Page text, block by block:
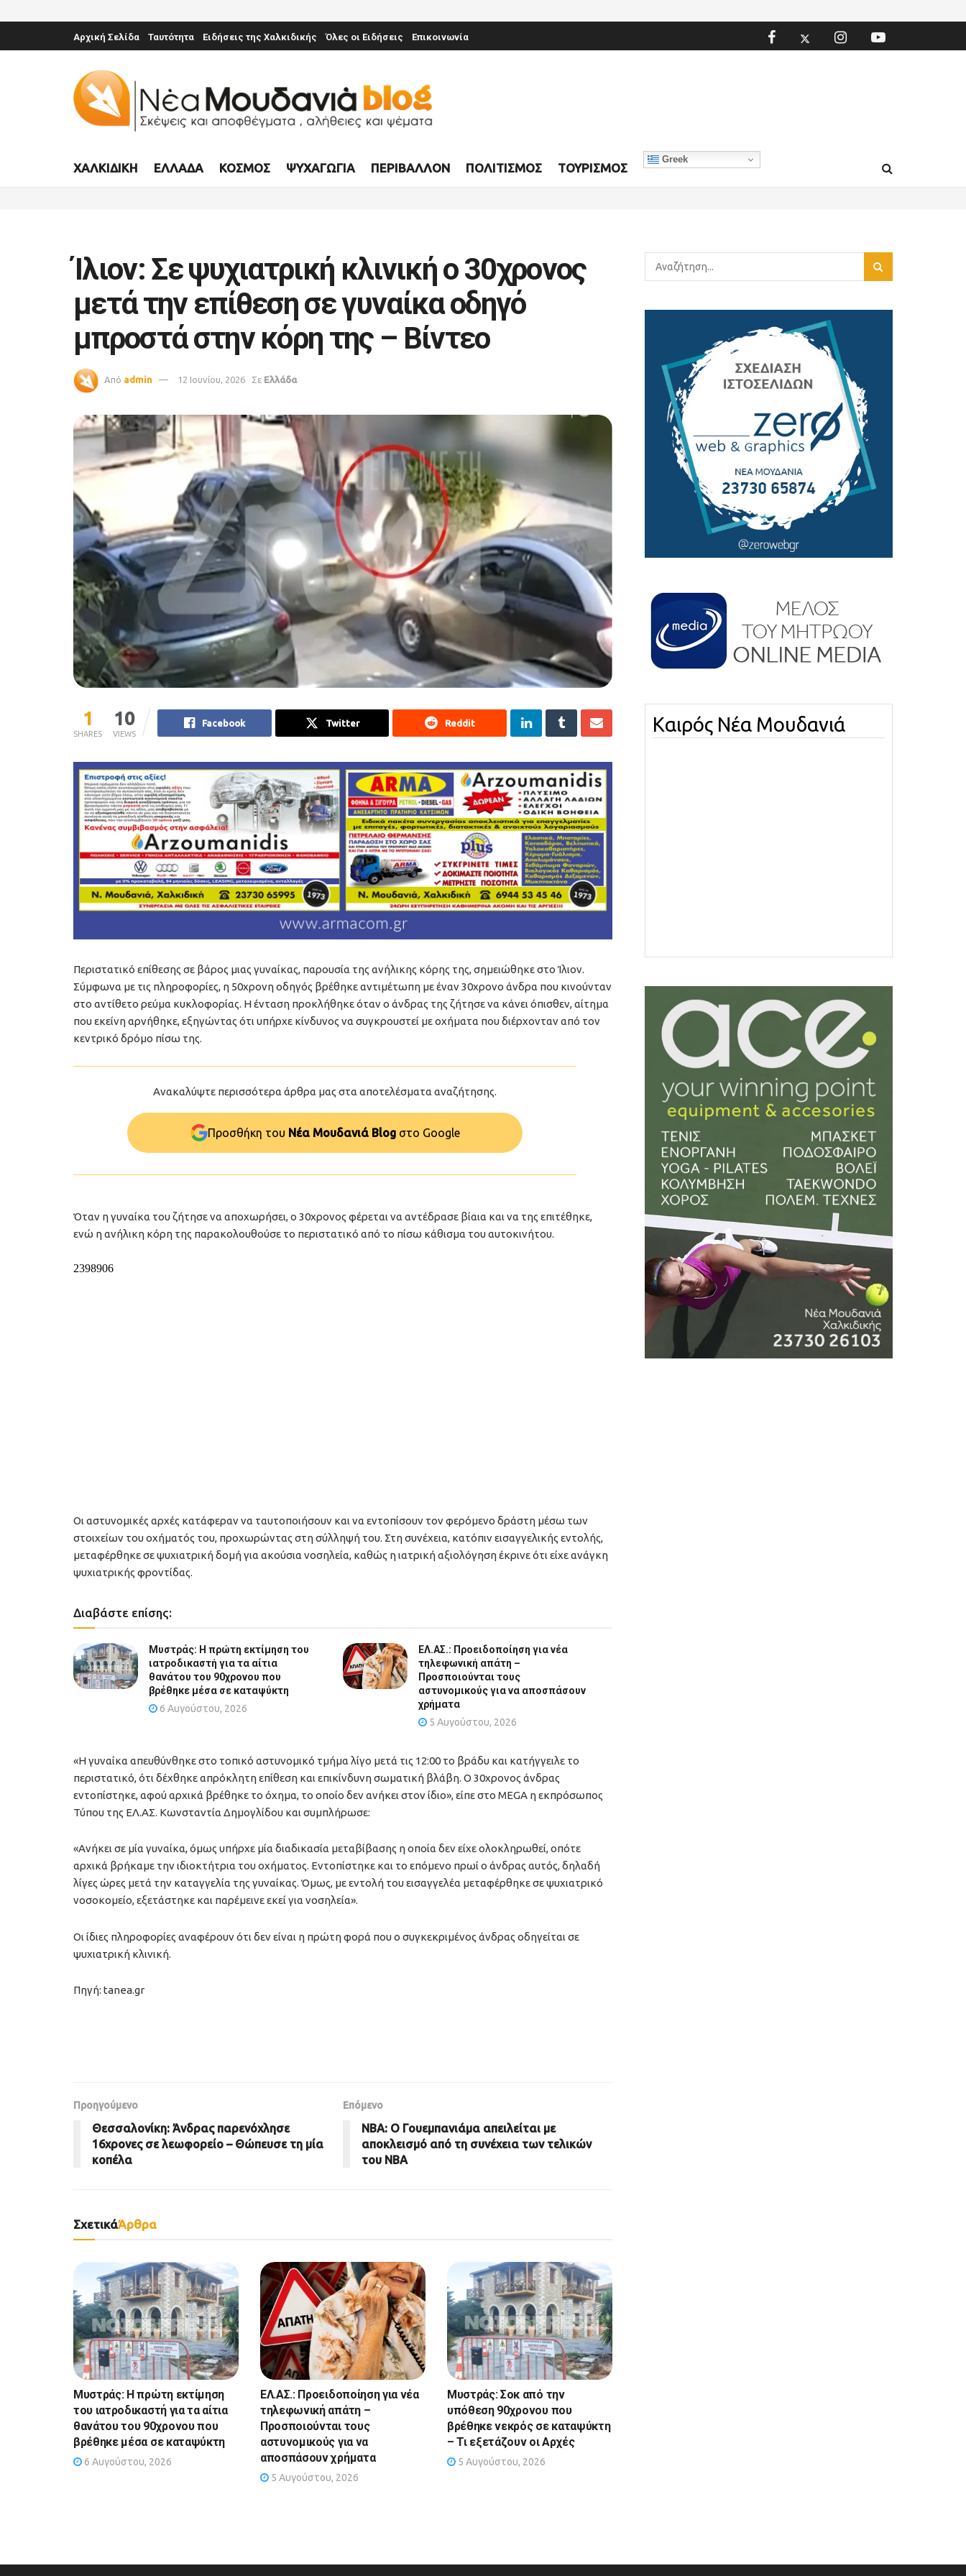
Αρχική Σελίδα Ταυτότητα Ειδήσεις της Χαλκιδικής Όλες οι Ειδήσεις Επικοινωνία
ΧΑΛΚΙΔΙΚΉ ΕΛΛΆΔΑ ΚΌΣΜΟΣ ΨΥΧΑΓΩΓΊΑ ΠΕΡΙΒΆΛΛΟΝ ΠΟΛΙΤΙΣΜΌΣ ΤΟΥΡΙΣΜΌΣ
Greek
Ίλιον: Σε ψυχιατρική κλινική ο 30χρονος
μετά την επίθεση σε γυναίκα οδηγό
μπροστά στην κόρη της – Βίντεο
Από admin 12 Ιουνίου, 2026 Σε Ελλάδα
1
SHARES
10
VIEWS
Facebook Twitter Reddit
Περιστατικό επίθεσης σε βάρος μιας γυναίκας, παρουσία της ανήλικης κόρης της, σημειώθηκε στο Ίλιον.
Σύμφωνα με τις πληροφορίες, η 50χρονη οδηγός βρέθηκε αντιμέτωπη με έναν 30χρονο άνδρα που κινούνταν
στο αντίθετο ρεύμα κυκλοφορίας. Η ένταση προκλήθηκε όταν ο άνδρας της ζήτησε να κάνει όπισθεν, αίτημα
που εκείνη αρνήθηκε, εξηγώντας ότι υπήρχε κίνδυνος να συγκρουστεί με οχήματα που διέρχονταν από τον
κεντρικό δρόμο πίσω της.
Ανακαλύψτε περισσότερα άρθρα μας στα αποτελέσματα αναζήτησης.
Προσθήκη του Νέα Μουδανιά Blogστo Google
Όταν η γυναίκα του ζήτησε να αποχωρήσει, ο 30χρονος φέρεται να αντέδρασε βίαια και να της επιτέθηκε,
ενώ η ανήλικη κόρη της παρακολουθούσε το περιστατικό από το πίσω κάθισμα του αυτοκινήτου.
Οι αστυνομικές αρχές κατάφεραν να ταυτοποιήσουν και να εντοπίσουν τον φερόμενο δράστη μέσω των
στοιχείων του οχήματός του, προχωρώντας στη σύλληψή του. Στη συνέχεια, κατόπιν εισαγγελικής εντολής,
μεταφέρθηκε σε ψυχιατρική δομή για ακούσια νοσηλεία, καθώς η ιατρική αξιολόγηση έκρινε ότι είχε ανάγκη
ψυχιατρικής φροντίδας.
Διαβάστε επίσης:
Μυστράς: Η πρώτη εκτίμηση του
ιατροδικαστή για τα αίτια
θανάτου του 90χρονου που
βρέθηκε μέσα σε καταψύκτη
6 Αυγούστου, 2026
ΕΛ.ΑΣ.: Προειδοποίηση για νέα
τηλεφωνική απάτη –
Προσποιούνται τους
αστυνομικούς για να αποσπάσουν
χρήματα
5 Αυγούστου, 2026
«Η γυναίκα απευθύνθηκε στο τοπικό αστυνομικό τμήμα λίγο μετά τις 12:00 το βράδυ και κατήγγειλε το
περιστατικό, ότι δέχθηκε απρόκλητη επίθεση και επικίνδυνη σωματική βλάβη. Ο 30χρονος άνδρας
εντοπίστηκε, αφού αρχικά βρέθηκε το όχημα, το οποίο δεν ανήκει στον ίδιο», είπε στο MEGA η εκπρόσωπος
Τύπου της ΕΛ.ΑΣ. Κωνσταντία Δημογλίδου και συμπλήρωσε:
«Ανήκει σε μία γυναίκα, όμως υπήρχε μία διαδικασία μεταβίβασης η οποία δεν είχε ολοκληρωθεί, οπότε
αρχικά βρήκαμε την ιδιοκτήτρια του οχήματος. Εντοπίστηκε και το επόμενο πρωί ο άνδρας αυτός, δηλαδή
λίγες ώρες μετά την καταγγελία της γυναίκας. Όμως, με εντολή του εισαγγελέα μεταφέρθηκε σε ψυχιατρικό
νοσοκομείο, εξετάστηκε και παρέμεινε εκεί για νοσηλεία».
Οι ίδιες πληροφορίες αναφέρουν ότι δεν είναι η πρώτη φορά που ο συγκεκριμένος άνδρας οδηγείται σε
ψυχιατρική κλινική.
Πηγή: tanea.gr
Προηγούμενο
Θεσσαλονίκη: Άνδρας παρενόχλησε
16χρονες σε λεωφορείο – Θώπευσε τη μία
κοπέλα
Επόμενο
NBA: Ο Γουεμπανιάμα απειλείται με
αποκλεισμό από τη συνέχεια των τελικών
του NBA
ΣχετικάΆρθρα
Μυστράς: Η πρώτη εκτίμηση
του ιατροδικαστή για τα αίτια
θανάτου του 90χρονου που
βρέθηκε μέσα σε καταψύκτη
6 Αυγούστου, 2026
ΕΛ.ΑΣ.: Προειδοποίηση για νέα
τηλεφωνική απάτη –
Προσποιούνται τους
αστυνομικούς για να
αποσπάσουν χρήματα
5 Αυγούστου, 2026
Μυστράς: Σοκ από την
υπόθεση 90χρονου που
βρέθηκε νεκρός σε καταψύκτη
– Τι εξετάζουν οι Αρχές
5 Αυγούστου, 2026
Καιρός Νέα Μουδανιά